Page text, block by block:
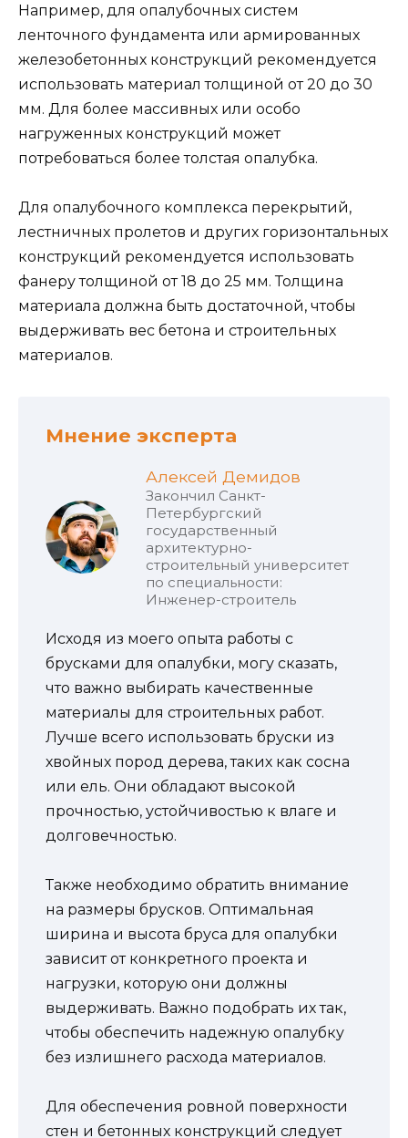
Например, для опалубочных систем
ленточного фундамента или армированных
железобетонных конструкций рекомендуется
использовать материал толщиной от 20 до 30
мм. Для более массивных или особо
нагруженных конструкций может
потребоваться более толстая опалубка.
Для опалубочного комплекса перекрытий,
лестничных пролетов и других горизонтальных
конструкций рекомендуется использовать
фанеру толщиной от 18 до 25 мм. Толщина
материала должна быть достаточной, чтобы
выдерживать вес бетона и строительных
материалов.
Мнение эксперта
Алексей Демидов
Закончил Санкт-
Петербургский
государственный
архитектурно-
строительный университет
по специальности:
Инженер-строитель
Исходя из моего опыта работы с
брусками для опалубки, могу сказать,
что важно выбирать качественные
материалы для строительных работ.
Лучше всего использовать бруски из
хвойных пород дерева, таких как сосна
или ель. Они обладают высокой
прочностью, устойчивостью к влаге и
долговечностью.
Также необходимо обратить внимание
на размеры брусков. Оптимальная
ширина и высота бруса для опалубки
зависит от конкретного проекта и
нагрузки, которую они должны
выдерживать. Важно подобрать их так,
чтобы обеспечить надежную опалубку
без излишнего расхода материалов.
Для обеспечения ровной поверхности
стен и бетонных конструкций следует